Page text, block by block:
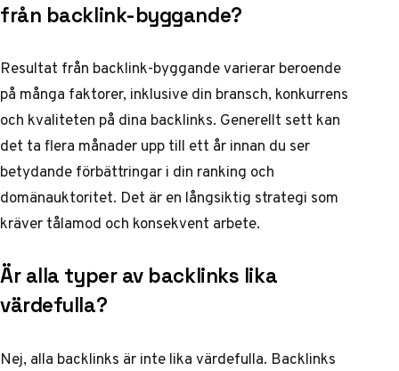
från backlink-byggande?
Resultat från backlink-byggande varierar beroende
på många faktorer, inklusive din bransch, konkurrens
och kvaliteten på dina backlinks. Generellt sett kan
det ta flera månader upp till ett år innan du ser
betydande förbättringar i din ranking och
domänauktoritet. Det är en långsiktig strategi som
kräver tålamod och konsekvent arbete.
Är alla typer av backlinks lika
värdefulla?
Nej, alla backlinks är inte lika värdefulla. Backlinks